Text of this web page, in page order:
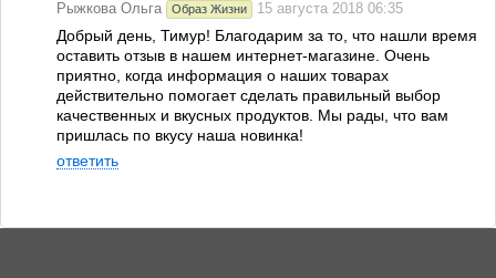
Рыжкова Ольга Образ Жизни 15 августа 2018 06:35
Добрый день, Тимур! Благодарим за то, что нашли время
оставить отзыв в нашем интернет-магазине. Очень
приятно, когда информация о наших товарах
действительно помогает сделать правильный выбор
качественных и вкусных продуктов. Мы рады, что вам
пришлась по вкусу наша новинка!
ответить